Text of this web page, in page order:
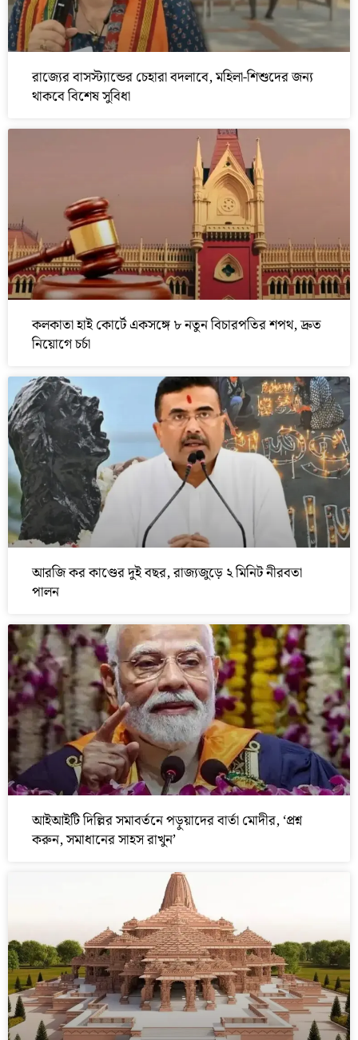
রাজ্যের বাসস্ট্যান্ডের চেহারা বদলাবে, মহিলা-শিশুদের জন্য
থাকবে বিশেষ সুবিধা
কলকাতা হাই কোর্টে একসঙ্গে ৮ নতুন বিচারপতির শপথ, দ্রুত
নিয়োগে চর্চা
আরজি কর কাণ্ডের দুই বছর, রাজ্যজুড়ে ২ মিনিট নীরবতা
পালন
আইআইটি দিল্লির সমাবর্তনে পড়ুয়াদের বার্তা মোদীর, ‘প্রশ্ন
করুন, সমাধানের সাহস রাখুন’